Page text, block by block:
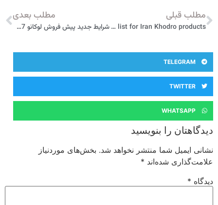
مطلب قبلی
New factory price list for Iran Khodro products
مطلب بعدی
شرایط جدید پیش فروش لوکانو L7 (اردیبهشت 1404)
TELEGRAM
TWITTER
WHATSAPP
دیدگاهتان را بنویسید
نشانی ایمیل شما منتشر نخواهد شد. بخش‌های موردنیاز
علامت‌گذاری شده‌اند*
دیدگاه*